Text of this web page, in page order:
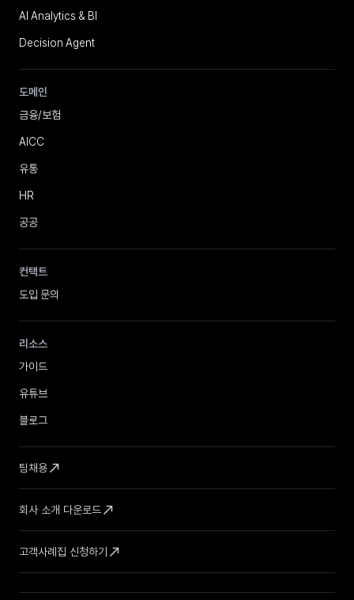
AI Analytics & BI
Decision Agent
도메인
금융/보험
AICC
유통
HR
공공
컨택트
도입 문의
리소스
가이드
유튜브
블로그
팀채용 call_made
회사 소개 다운로드 call_made
고객사례집 신청하기 call_made